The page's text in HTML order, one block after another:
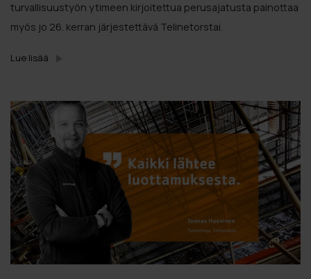
turvallisuustyön ytimeen kirjoitettua perusajatusta painottaa
myös jo 26. kerran järjestettävä Telinetorstai.
Lue lisää